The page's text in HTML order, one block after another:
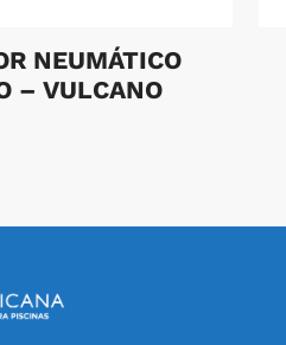
NEUMÁTICO
– VULCANO